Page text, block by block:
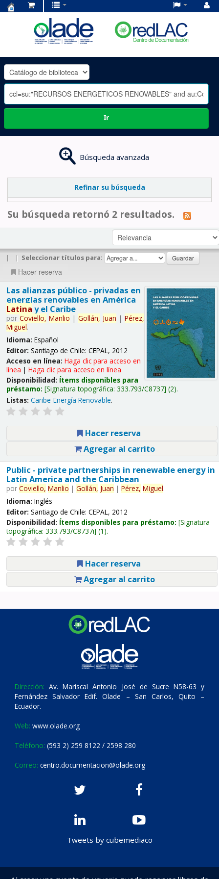
OLADE
-
Ir
Búsqueda avanzada
Refinar su búsqueda
Su búsqueda retornó 2 resultados.
| | Seleccionar títulos para:
Hacer reserva
Las alianzas público - privadas en
energías renovables en América
Latina y el Caribe
por Coviello, Manlio | Gollán, Juan | Pérez,
Miguel.
Idioma: Español
Editor: Santiago de Chile: CEPAL, 2012
Acceso en línea: Haga clic para acceso en
línea | Haga clic para acceso en línea
Disponibilidad: Ítems disponibles para
préstamo: Signatura topográfica: 333.793/C8737 (2).
Listas: Caribe-Energía Renovable.
Hacer reserva
Agregar al carrito
Public - private partnerships in renewable energy in
Latin America and the Caribbean
por Coviello, Manlio | Gollán, Juan | Pérez, Miguel.
Idioma: Inglés
Editor: Santiago de Chile: CEPAL, 2012
Disponibilidad: Ítems disponibles para préstamo: Signatura
topográfica: 333.793/C8737i (1).
Hacer reserva
Agregar al carrito
Dirección: Av. Mariscal Antonio José de Sucre N58-63 y
Fernández Salvador Edif. Olade – San Carlos, Quito –
Ecuador.
Web: www.olade.org
Teléfono: (593 2) 259 8122 / 2598 280
Correo: centro.documentacion@olade.org
Tweets by cubemediaco